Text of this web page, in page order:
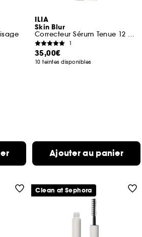
ILIA
Skin Blur
Correcteur Sérum Tenue 12 heures
1
35,00€
10 teintes disponibles
Ajouter au panier
Clean at Sephora